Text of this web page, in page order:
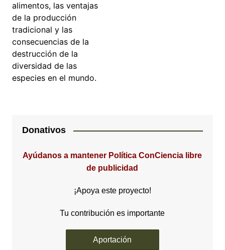
alimentos, las ventajas
de la producción
tradicional y las
consecuencias de la
destrucción de la
diversidad de las
especies en el mundo.
Donativos
Ayúdanos a mantener Política ConCiencia libre
de publicidad
¡Apoya este proyecto!
Tu contribución es importante